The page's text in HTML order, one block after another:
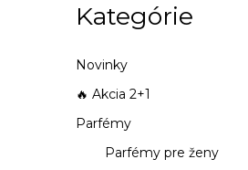
o
č
n
ý
Preskočiť
kategórie
Kategórie
Novinky
🔥 Akcia 2+1
Parfémy
Parfémy pre ženy